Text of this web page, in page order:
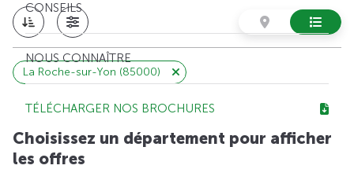
CONSEILS
NOUS CONNAÎTRE
TÉLÉCHARGER NOS BROCHURES
La Roche-sur-Yon (85000)
Choisissez un département pour afficher
les offres